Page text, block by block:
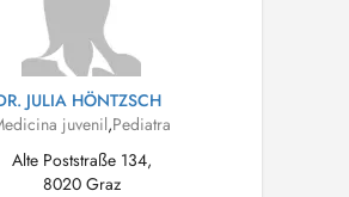
JULIA HÖNTZSCH
juvenil,Pediatra
Alte Poststraße 134,
8020 Graz